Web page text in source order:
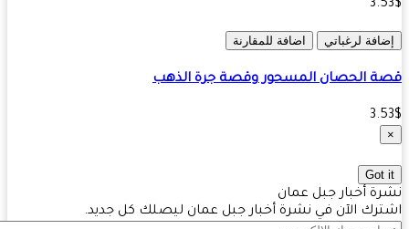
لرغباتي اضافة للمقارنة
الحصان المسحور وقصة جرة الذهب
أخبار جبل عمان
الآن في نشرة أخبار جبل عمان ليصلك كل جديد.